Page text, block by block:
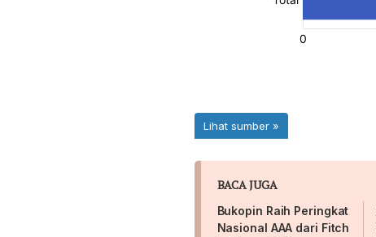
BACA JUGA
Bukopin Raih Peringkat
Nasional AAA dari Fitch